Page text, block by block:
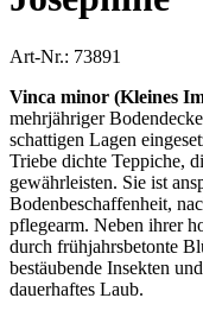
Art-Nr.: 73891
Vinca minor (Kleines
mehrjähriger
schattigen Lagen
Triebe dichte Teppiche,
gewährleisten. Sie ist
Bodenbeschaffenheit,
pflegearm. Neben ihrer
durch frühjahrsbetonte
bestäubende Insekten
dauerhaftes Laub.